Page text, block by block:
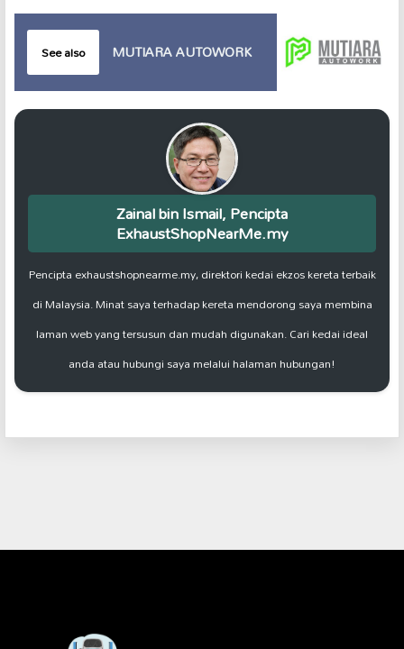
See also MUTIARA AUTOWORK
Zainal bin Ismail, Pencipta
ExhaustShopNearMe.my
Pencipta exhaustshopnearme.my, direktori kedai ekzos kereta terbaik
di Malaysia. Minat saya terhadap kereta mendorong saya membina
laman web yang tersusun dan mudah digunakan. Cari kedai ideal
anda atau hubungi saya melalui halaman hubungan!